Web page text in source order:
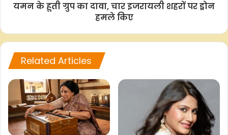
b
o
s
p
t
r
L
n
e
यमन के हूती ग्रुप का दावा, चार इजरायली शहरों पर ड्रोन
हमले किए
Related Articles